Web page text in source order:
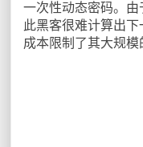
一次性动态密码。
此黑客很难计算出
成本限制了其大规模